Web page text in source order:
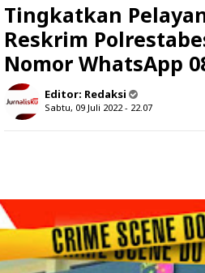
Tingkatkan
Reskrim
Nomor WhatsApp
Editor: Redaksi
Sabtu, 09 Juli 2022 - 22.07